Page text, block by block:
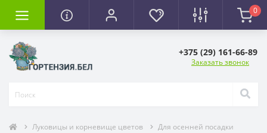
0
+375 (29) 161-66-89
Заказать звонок
Луковицы и корневище цветов
Для осенней посадки